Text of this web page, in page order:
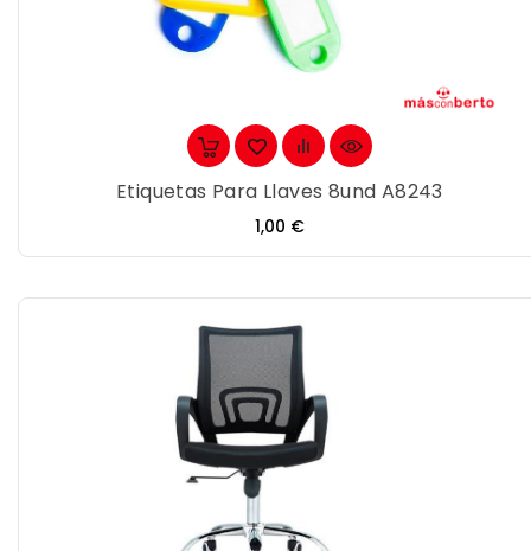
Etiquetas Para Llaves 8und A8243
Precio
1,00 €